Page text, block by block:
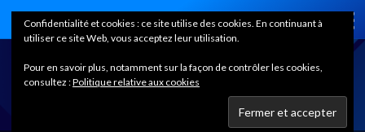
Home
Confidentialité et cookies : ce site utilise des cookies. En continuant à
utiliser ce site Web, vous acceptez leur utilisation.
Pour en savoir plus, notamment sur la façon de contrôler les cookies,
consultez :Politique relative aux cookies